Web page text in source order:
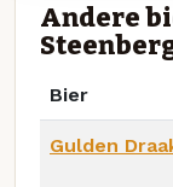
Andere
Bier
Gulden